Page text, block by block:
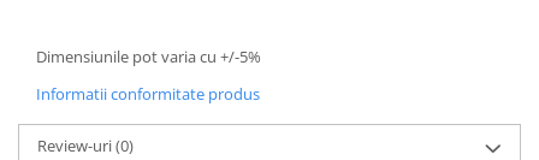
Dimensiunile pot varia cu +/-5%
Informatii conformitate produs
Review-uri(0)